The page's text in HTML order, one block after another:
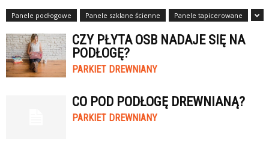
Panele podłogowe Panele szklane ścienne Panele tapicerowane
CZY PŁYTA OSB NADAJE SIĘ NA
PODŁOGĘ?
PARKIET DREWNIANY
CO POD PODŁOGĘ DREWNIANĄ?
PARKIET DREWNIANY